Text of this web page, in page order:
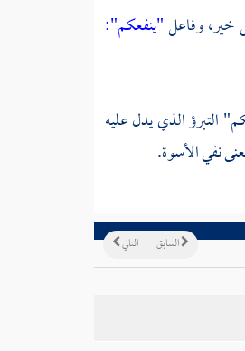
خير، وفاعل"ينفعكم":
التبرؤ الذي يدل عليه
نفي الأسوة.
التالي السابق